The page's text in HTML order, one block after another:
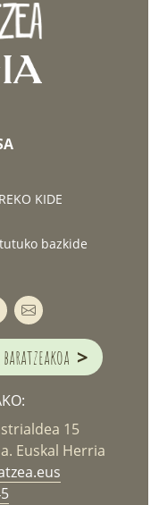
KIDE
bazkide
>
15
Euskal Herria